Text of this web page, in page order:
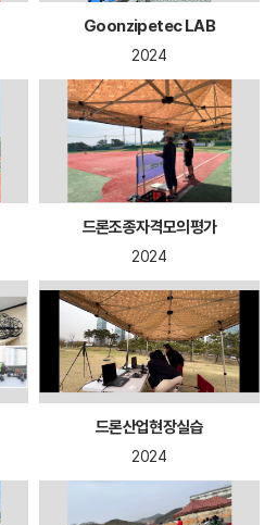
Goonzipetec LAB
2024
드론조종자격모의평가
2024
드론산업현장실습
2024